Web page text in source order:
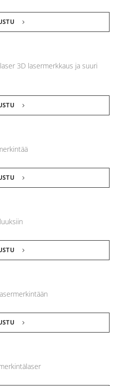
3D lasermerkkaus ja suuri